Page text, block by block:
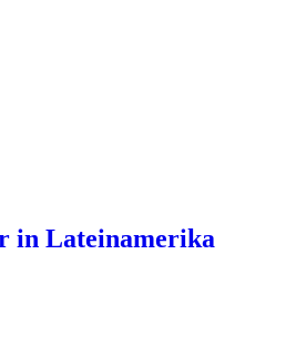
in Lateinamerika